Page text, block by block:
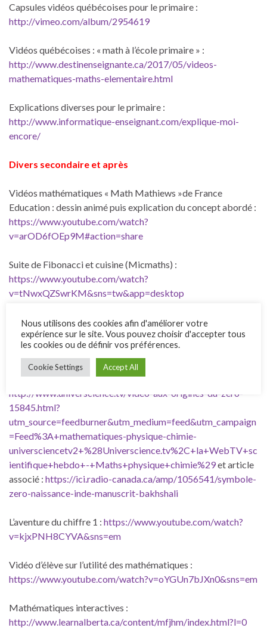
Capsules vidéos québécoises pour le primaire :
http://vimeo.com/album/2954619
Vidéos québécoises : « math à l’école primaire » :
http://www.destinenseignante.ca/2017/05/videos-
mathematiques-maths-elementaire.html
Explications diverses pour le primaire :
http://www.informatique-enseignant.com/explique-moi-
encore/
Divers secondaire et après
Vidéos mathématiques « Math Mathiews »de France
Education : dessin animé puis explication du concept abordé :
https://www.youtube.com/watch?
v=arOD6fOEp9M#action=share
Suite de Fibonacci et cuisine (Micmaths) :
https://www.youtube.com/watch?
v=tNwxQZSwrKM&sns=tw&app=desktop
Vidéos « Mathématiques vivantes » :
https://www.youtube.com/channel/UC0cG09BmwXrH7_kz
BzCM8Jg
Vidéo Universciences : « les origines du zéro » :
http://www.universcience.tv/video-aux-origines-du-zero-
15845.html?
utm_source=feedburner&utm_medium=feed&utm_campaign
=Feed%3A+mathematiques-physique-chimie-
universciencetv2+%28Universcience.tv%2C+la+WebTV+sc
ientifique+hebdo+-+Maths+physique+chimie%29et article
associé : https://ici.radio-canada.ca/amp/1056541/symbole-
zero-naissance-inde-manuscrit-bakhshali
L’aventure du chiffre 1 : https://www.youtube.com/watch?
v=kjxPNH8CYVA&sns=em
Vidéo d’élève sur l’utilité des mathématiques :
https://www.youtube.com/watch?v=oYGUn7bJXn0&sns=em
Mathématiques interactives :
http://www.learnalberta.ca/content/mfjhm/index.html?l=0
Nous utilisons des cookies afin d'améliorer votre
expérience sur le site. Vous pouvez choisir d'accepter tous
les cookies ou de définir vos préférences.
Cookie Settings Accept All